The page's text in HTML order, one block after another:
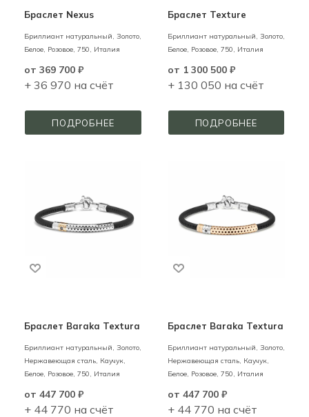
Браслет Nexus
Бриллиант натуральный, Золото,
Белое, Розовое, 750, Италия
от 369 700 ₽
+ 36 970 на счёт
ПОДРОБНЕЕ
Браслет Texture
Бриллиант натуральный, Золото,
Белое, Розовое, 750, Италия
от 1 300 500 ₽
+ 130 050 на счёт
ПОДРОБНЕЕ
Браслет Baraka Textura
Бриллиант натуральный, Золото,
Нержавеющая сталь, Каучук,
Белое, Розовое, 750, Италия
от 447 700 ₽
+ 44 770 на счёт
Браслет Baraka Textura
Бриллиант натуральный, Золото,
Нержавеющая сталь, Каучук,
Белое, Розовое, 750, Италия
от 447 700 ₽
+ 44 770 на счёт